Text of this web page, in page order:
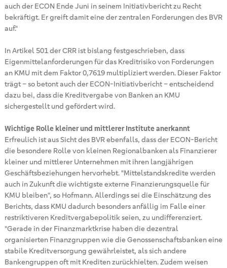
auch der ECON Ende Juni in seinem Initiativbericht zu Recht
bekräftigt. Er greift damit eine der zentralen Forderungen des BVR
auf."
In Artikel 501 der CRR ist bislang festgeschrieben, dass
Eigenmittelanforderungen für das Kreditrisiko von Forderungen
an KMU mit dem Faktor 0,7619 multipliziert werden. Dieser Faktor
trägt – so betont auch der ECON-Initiativbericht – entscheidend
dazu bei, dass die Kreditvergabe von Banken an KMU
sichergestellt und gefördert wird.
Wichtige Rolle kleiner und mittlerer Institute anerkannt
Erfreulich ist aus Sicht des BVR ebenfalls, dass der ECON-Bericht
die besondere Rolle von kleinen Regionalbanken als Finanzierer
kleiner und mittlerer Unternehmen mit ihren langjährigen
Geschäftsbeziehungen hervorhebt. "Mittelstandskredite werden
auch in Zukunft die wichtigste externe Finanzierungsquelle für
KMU bleiben“, so Hofmann. Allerdings sei die Einschätzung des
Berichts, dass KMU dadurch besonders anfällig im Falle einer
restriktiveren Kreditvergabepolitik seien, zu undifferenziert.
"Gerade in der Finanzmarktkrise haben die dezentral
organisierten Finanzgruppen wie die Genossenschaftsbanken eine
stabile Kreditversorgung gewährleistet, als sich andere
Bankengruppen oft mit Krediten zurückhielten. Zudem weisen